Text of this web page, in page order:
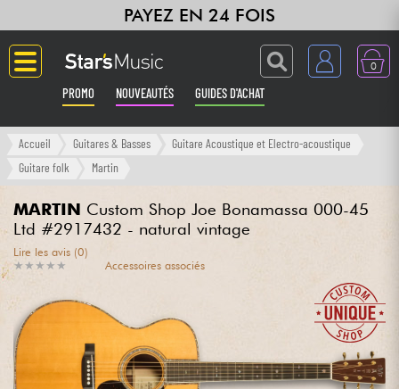
PAYEZ EN 24 FOIS
0
PROMO NOUVEAUTÉS GUIDES D'ACHAT
Langue
Amplis & Effets
Synthés & Sampleurs
Home Studio
Accueil Guitares & Basses
Guitare Acoustique et Electro-acoustique
Guitare folk
Martin
MARTIN Custom Shop Joe Bonamassa 000-45
Ltd #2917432 - natural vintage
★ ★ ★ ★ ★
★ ★ ★ ★ ★
Lire les avis (0)
Accessoires associés